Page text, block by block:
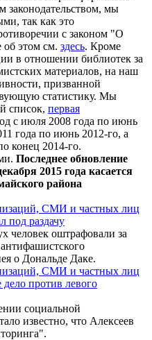
законодательством, мы
так как это
с законом "О
об этом см. здесь. Кроме
в отношении библиотек за
материалов, на наш
призванной
статистику. Мы
список, первая
с июля 2008 года по июнь
года по июнь 2012-го, а
конец 2014-го.
Последнее обновление
2015 года касается
района
СМИ и частных лиц
под раздачу
человек оштрафовали за
о Дональде Даке.
СМИ и частных лиц
против левого
социальной
известно, что Алексеев